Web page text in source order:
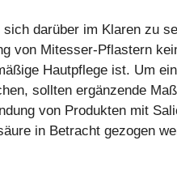
darüber im Klaren zu
von Mitesser-Pflastern
Hautpflege ist. Um
sollten ergänzende
von Produkten mit
in Betracht gezogen